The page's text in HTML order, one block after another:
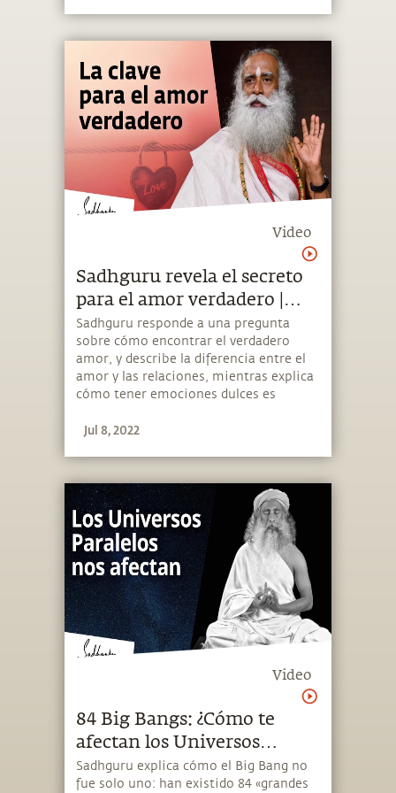
Video
Sadhguru revela el secreto
para el amor verdadero |
Sadhguru
Sadhguru responde a una pregunta
sobre cómo encontrar el verdadero
amor, y describe la diferencia entre el
amor y las relaciones, mientras explica
cómo tener emociones dulces es
florezca.
Jul 8, 2022
Video
84 Big Bangs: ¿Cómo te
afectan los Universos
paralelos?
Sadhguru explica cómo el Big Bang no
fue solo uno: han existido 84 «grandes